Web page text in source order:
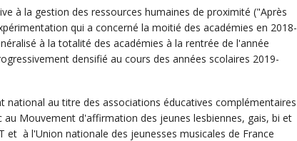
à la gestion des ressources humaines de proximité ("Après
qui a concerné la moitié des académies en 2018-
à la totalité des académies à la rentrée de l'année
densifié au cours des années scolaires 2019-
national au titre des associations éducatives complémentaires
au Mouvement d'affirmation des jeunes lesbiennes, gais, bi et
et à l'Union nationale des jeunesses musicales de France